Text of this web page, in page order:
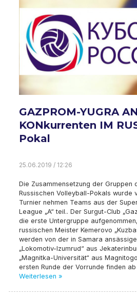
GAZPROM-YUGRA
KONkurrenten IM
Pokal
25.06.2019 / 12:26
Die Zusammensetzung der Gruppen
Russischen Volleyball-Pokals wurde
Turnier nehmen Teams aus der
League „A“ teil.. Der Surgut-Club
die erste Untergruppe
russischen Meister Kemerovo
werden von der in Samara
„Lokomotiv-Izumrud“ aus
„Magnitka-Universität“ aus
ersten Runde der Vorrunde finden
Weiterlesen »